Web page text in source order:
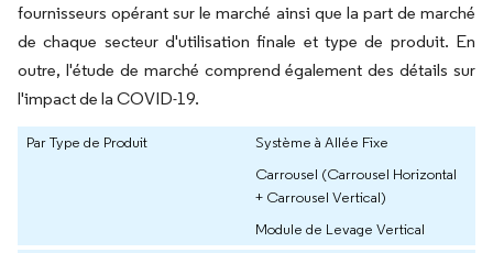
fournisseurs opérant sur le marché ainsi que la part de marché
de chaque secteur d'utilisation finale et type de produit. En
outre, l'étude de marché comprend également des détails sur
l'impact de la COVID-19.
Par Type de Produit
Système à Allée Fixe
Carrousel (Carrousel Horizontal
+ Carrousel Vertical)
Module de Levage Vertical